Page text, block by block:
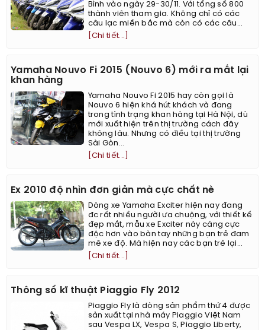
Bình vào ngày 29-30/11. Với tổng số 800
thành viên tham gia. Không chỉ có các
câu lạc miền bắc mà còn có các câu...
[Chi tiết...]
Yamaha Nouvo Fi 2015 (Nouvo 6) mới ra mắt lại
khan hàng
Yamaha Nouvo Fi 2015 hay còn gọi là
Nouvo 6 hiện khá hút khách và đang
trong tình trạng khan hàng tại Hà Nội, dù
mới xuất hiện trên thị trường cách đây
không lâu. Nhưng có điều tại thị trường
Sài Gòn...
[Chi tiết...]
Ex 2010 độ nhìn đơn giản mà cực chất nè
Dòng xe Yamaha Exciter hiện nay đang
đc rất nhiều người ưa chuộng, với thiết kế
đẹp mắt, mẫu xe Exciter này càng cực
độc hơn vào bàn tay những bạn trẻ đam
mê xe độ. Mà hiện nay các bạn trẻ lại...
[Chi tiết...]
Thông số kĩ thuật Piaggio Fly 2012
Piaggio Fly là dòng sản phẩm thứ 4 được
sản xuất tại nhà máy Piaggio Việt Nam
sau Vespa LX, Vespa S, Piaggio Liberty,